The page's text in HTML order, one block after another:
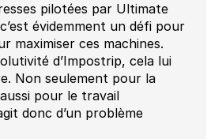
pilotées par Ultimate
évidemment un défi pour
maximiser ces machines.
d’Impostrip, cela lui
Non seulement pour la
pour le travail
donc d’un problème